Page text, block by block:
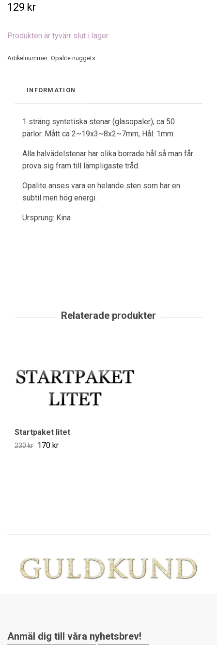
129 kr
Produkten är tyvärr slut i lager.
Artikelnummer: Opalite nuggets
INFORMATION
1 sträng syntetiska stenar (glasopaler), ca 50
pärlor. Mått ca 2~19x3~8x2~7mm, Hål: 1mm.
Alla halvädelstenar har olika borrade hål så man får
prova sig fram till lämpligaste tråd.
Opalite anses vara en helande sten som har en
subtil men hög energi.
Ursprung: Kina
Startpaket litet
230 kr 170 kr
Anmäl dig till våra nyhetsbrev!